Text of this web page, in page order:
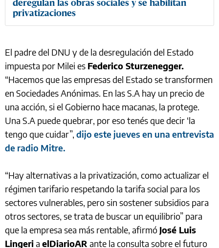
deregulan las obras sociales y se habilitan
privatizaciones
El padre del DNU y de la desregulación del Estado
impuesta por Milei es Federico Sturzenegger.
“Hacemos que las empresas del Estado se transformen
en Sociedades Anónimas. En las S.A hay un precio de
una acción, si el Gobierno hace macanas, la protege.
Una S.A puede quebrar, por eso tenés que decir ‘la
tengo que cuidar”, dijo este jueves en una entrevista
de radio Mitre.
“Hay alternativas a la privatización, como actualizar el
régimen tarifario respetando la tarifa social para los
sectores vulnerables, pero sin sostener subsidios para
otros sectores, se trata de buscar un equilibrio” para
que la empresa sea más rentable, afirmó José Luis
Lingeria elDiarioAR ante la consulta sobre el futuro